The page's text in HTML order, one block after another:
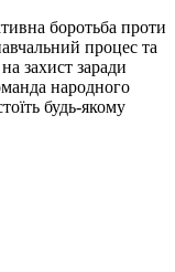
боротьба проти
процес та
захист заради
народного
будь-якому